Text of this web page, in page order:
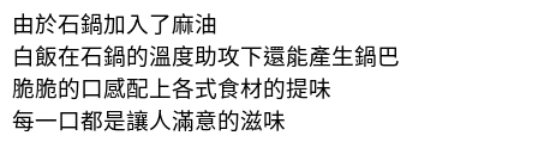
由於石鍋加入了麻油
白飯在石鍋的溫度助攻下還能產生鍋巴
脆脆的口感配上各式食材的提味
每一口都是讓人滿意的滋味